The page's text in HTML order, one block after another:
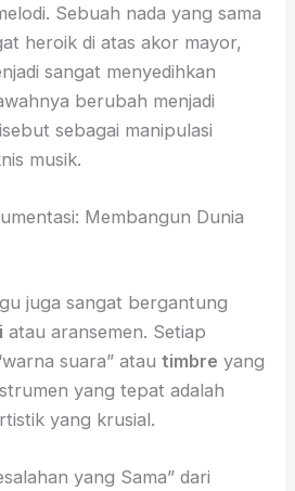
Sebuah nada yang sama
heroik di atas akor mayor,
sangat menyedihkan
berubah menjadi
sebagai manipulasi
musik.
Membangun Dunia
juga sangat bergantung
atau aransemen. Setiap
suara” atautimbre yang
yang tepat adalah
yang krusial.
yang Sama” dari